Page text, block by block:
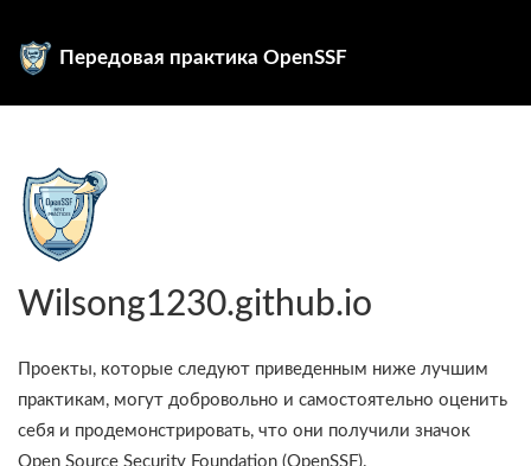
Передовая практика OpenSSF
Wilsong1230.github.io
Проекты, которые следуют приведенным ниже лучшим
практикам, могут добровольно и самостоятельно оценить
себя и продемонстрировать, что они получили значок
Open Source Security Foundation (OpenSSF).